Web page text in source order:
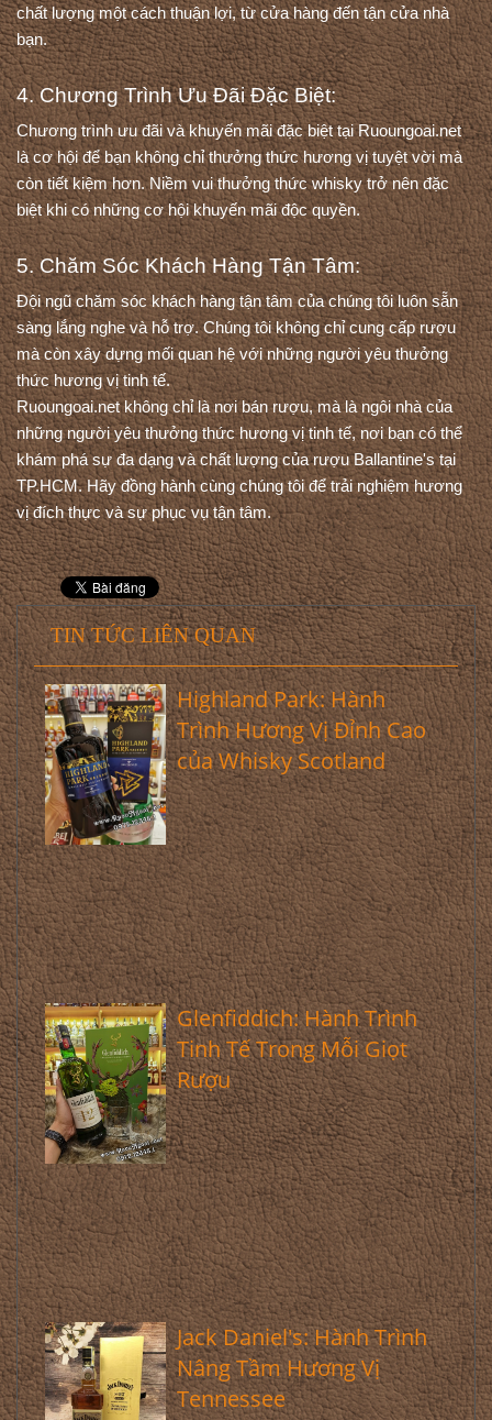
chất lượng một cách thuận lợi, từ cửa hàng đến tận cửa nhà
bạn.
4. Chương Trình Ưu Đãi Đặc Biệt:
Chương trình ưu đãi và khuyến mãi đặc biệt tại Ruoungoai.net
là cơ hội để bạn không chỉ thưởng thức hương vị tuyệt vời mà
còn tiết kiệm hơn. Niềm vui thưởng thức whisky trở nên đặc
biệt khi có những cơ hội khuyến mãi độc quyền.
5. Chăm Sóc Khách Hàng Tận Tâm:
Đội ngũ chăm sóc khách hàng tận tâm của chúng tôi luôn sẵn
sàng lắng nghe và hỗ trợ. Chúng tôi không chỉ cung cấp rượu
mà còn xây dựng mối quan hệ với những người yêu thưởng
thức hương vị tinh tế.
Ruoungoai.net không chỉ là nơi bán rượu, mà là ngôi nhà của
những người yêu thưởng thức hương vị tinh tế, nơi bạn có thể
khám phá sự đa dạng và chất lượng của rượu Ballantine's tại
TP.HCM. Hãy đồng hành cùng chúng tôi để trải nghiệm hương
vị đích thực và sự phục vụ tận tâm.
TIN TỨC LIÊN QUAN
Highland Park: Hành
Trình Hương Vị Đỉnh Cao
của Whisky Scotland
Glenfiddich: Hành Trình
Tinh Tế Trong Mỗi Giọt
Rượu
Jack Daniel's: Hành Trình
Nâng Tầm Hương Vị
Tennessee